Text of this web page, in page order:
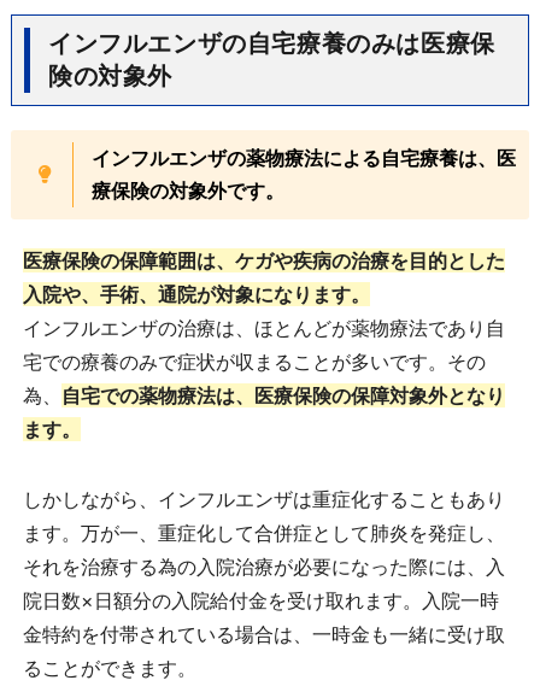
インフルエンザの自宅療養のみは医療保
険の対象外
インフルエンザの薬物療法による自宅療養は、医
療保険の対象外です。
医療保険の保障範囲は、ケガや疾病の治療を目的とした
入院や、手術、通院が対象になります。
インフルエンザの治療は、ほとんどが薬物療法であり自
宅での療養のみで症状が収まることが多いです。その
為、
自宅での薬物療法は、医療保険の保障対象外となり
ます。
しかしながら、インフルエンザは重症化することもあり
ます。万が一、重症化して合併症として肺炎を発症し、
それを治療する為の入院治療が必要になった際には、入
院日数×日額分の入院給付金を受け取れます。入院一時
金特約を付帯されている場合は、一時金も一緒に受け取
ることができます。